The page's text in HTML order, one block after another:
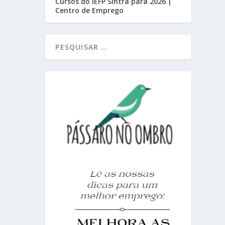
Centro de Emprego